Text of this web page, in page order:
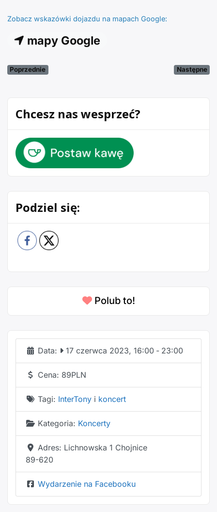
Zobacz wskazówki dojazdu na mapach Google:
mapy Google
Poprzednie Następne
Chcesz nas wesprzeć?
Podziel się:
Polub to!
Data: 17 czerwca 2023, 16:00 - 23:00
Cena: 89PLN
Tagi: InterTony i koncert
Kategoria: Koncerty
Adres: Lichnowska 1 Chojnice
89-620
Wydarzenie na Facebooku